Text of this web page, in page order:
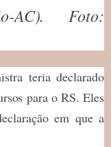
AC). Foto:
teria declarado
para o RS. Eles
em que a